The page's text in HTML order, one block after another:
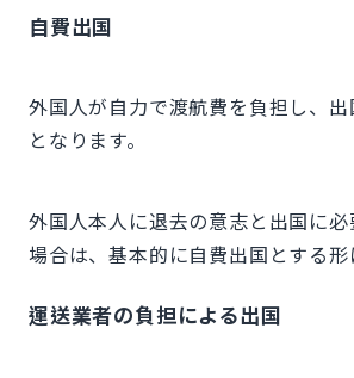
自費出国
外国人が自力で渡航費を負担し、
となります。
外国人本人に退去の意志と出国に
場合は、基本的に自費出国とする形
運送業者の負担による出国